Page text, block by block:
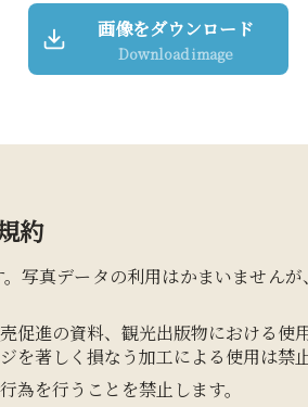
画像をダウンロード
Download image
約
写真データの利用はかまいません
進の資料、観光出版物における使
著しく損なう加工による使用は禁止
を行うことを禁止します。